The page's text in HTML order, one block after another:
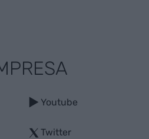
Youtube
Twitter